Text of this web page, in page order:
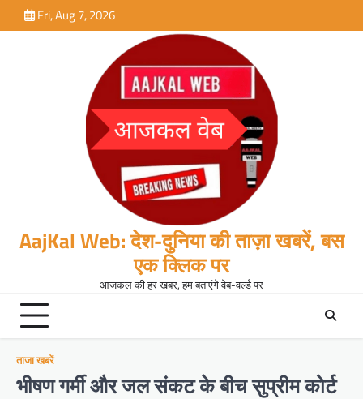
to
Fri, Aug 7, 2026
AajKal Web: देश-दुनिया की ताज़ा खबरें, बस
एक क्लिक पर
आजकल की हर खबर, हम बताएंगे वेब-वर्ल्ड पर
ताजा खबरें
भीषण गर्मी और जल संकट के बीच सुप्रीम कोर्ट